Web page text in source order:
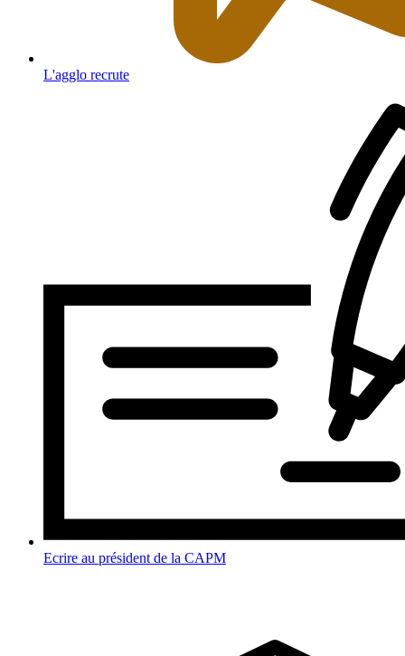
L'agglo recrute
Ecrire au président de la CAPM